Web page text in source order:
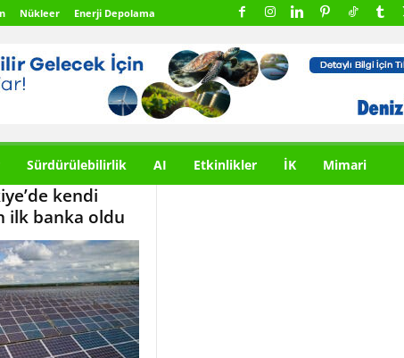
Nükleer Enerji Depolama
Sürdürülebilirlik AI Etkinlikler İK Mimari
kendi
ilk banka oldu